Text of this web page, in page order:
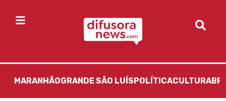
MARANHÃOGRANDE SÃO LUÍS POLÍTICACULTURA